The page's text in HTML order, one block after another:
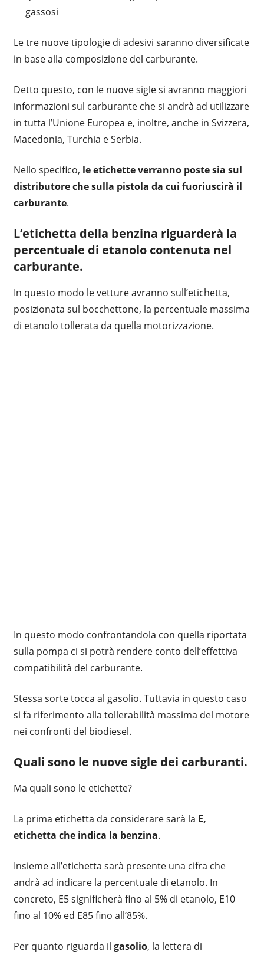
gassosi
Le tre nuove tipologie di adesivi saranno diversificate
in base alla composizione del carburante.
Detto questo, con le nuove sigle si avranno maggiori
informazioni sul carburante che si andrà ad utilizzare
in tutta l’Unione Europea e, inoltre, anche in Svizzera,
Macedonia, Turchia e Serbia.
Nello specifico, le etichette verranno poste sia sul
distributore che sulla pistola da cui fuoriuscirà il
carburante.
L’etichetta della benzina riguarderà la
percentuale di etanolo contenuta nel
carburante.
In questo modo le vetture avranno sull’etichetta,
posizionata sul bocchettone, la percentuale massima
di etanolo tollerata da quella motorizzazione.
In questo modo confrontandola con quella riportata
sulla pompa ci si potrà rendere conto dell’effettiva
compatibilità del carburante.
Stessa sorte tocca al gasolio. Tuttavia in questo caso
si fa riferimento alla tollerabilità massima del motore
nei confronti del biodiesel.
Quali sono le nuove sigle dei carburanti.
Ma quali sono le etichette?
La prima etichetta da considerare sarà la E,
etichetta che indica la benzina.
Insieme all’etichetta sarà presente una cifra che
andrà ad indicare la percentuale di etanolo. In
concreto, E5 significherà fino al 5% di etanolo, E10
fino al 10% ed E85 fino all’85%.
Per quanto riguarda il gasolio, la lettera di